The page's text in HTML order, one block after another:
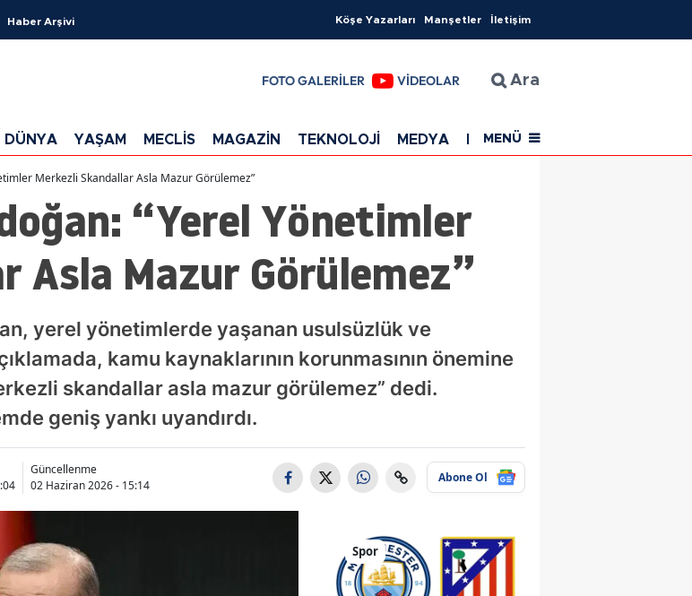
Haber Arşivi Köşe Yazarları Manşetler İletişim
FOTO GALERİLER VİDEOLAR Ara
DÜNYA YAŞAM MECLİS MAGAZİN TEKNOLOJİ MEDYA EĞİTİM SAĞLIK
MENÜ
Merkezli Skandallar Asla Mazur Görülemez”
“Yerel Yönetimler
Asla Mazur Görülemez”
yerel yönetimlerde yaşanan usulsüzlük ve
kamu kaynaklarının korunmasının önemine
skandallar asla mazur görülemez” dedi.
geniş yankı uyandırdı.
Güncellenme
02 Haziran 2026 - 15:14
Abone Ol
Spor